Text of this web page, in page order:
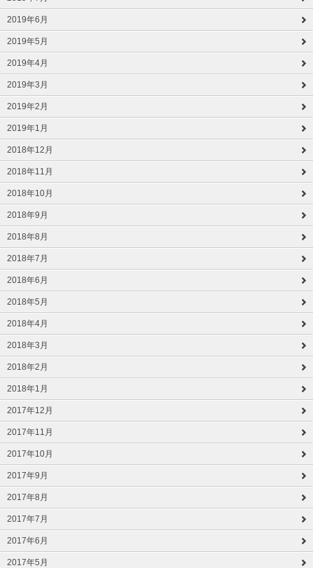
2019年6月
2019年5月
2019年4月
2019年3月
2019年2月
2019年1月
2018年12月
2018年11月
2018年10月
2018年9月
2018年8月
2018年7月
2018年6月
2018年5月
2018年4月
2018年3月
2018年2月
2018年1月
2017年12月
2017年11月
2017年10月
2017年9月
2017年8月
2017年7月
2017年6月
2017年5月